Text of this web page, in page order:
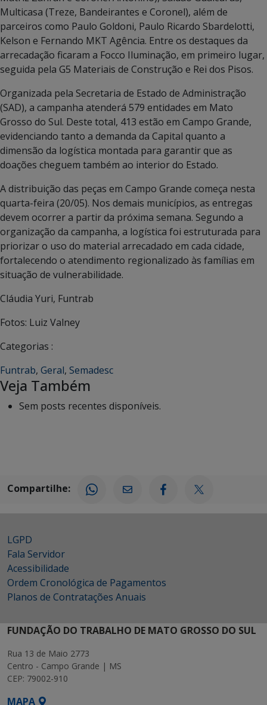
Multicasa (Treze, Bandeirantes e Coronel), além de
parceiros como Paulo Goldoni, Paulo Ricardo Sbardelotti,
Kelson e Fernando MKT Agência. Entre os destaques da
arrecadação ficaram a Focco Iluminação, em primeiro lugar,
seguida pela G5 Materiais de Construção e Rei dos Pisos.
Organizada pela Secretaria de Estado de Administração
(SAD), a campanha atenderá 579 entidades em Mato
Grosso do Sul. Deste total, 413 estão em Campo Grande,
evidenciando tanto a demanda da Capital quanto a
dimensão da logística montada para garantir que as
doações cheguem também ao interior do Estado.
A distribuição das peças em Campo Grande começa nesta
quarta-feira (20/05). Nos demais municípios, as entregas
devem ocorrer a partir da próxima semana. Segundo a
organização da campanha, a logística foi estruturada para
priorizar o uso do material arrecadado em cada cidade,
fortalecendo o atendimento regionalizado às famílias em
situação de vulnerabilidade.
Cláudia Yuri, Funtrab
Fotos: Luiz Valney
Categorias :
Funtrab, Geral, Semadesc
Veja Também
Sem posts recentes disponíveis.
Compartilhe:
LGPD
Fala Servidor
Acessibilidade
Ordem Cronológica de Pagamentos
Planos de Contratações Anuais
FUNDAÇÃO DO TRABALHO DE MATO GROSSO DO SUL
Rua 13 de Maio 2773
Centro - Campo Grande | MS
CEP: 79002-910
MAPA